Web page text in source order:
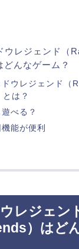
ウレジェンド（
んなゲーム？
ドウレジェンド（
とは？
べる？
能が便利
レジェン
）はど